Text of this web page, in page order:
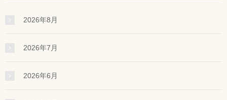
2026年8月
2026年7月
2026年6月